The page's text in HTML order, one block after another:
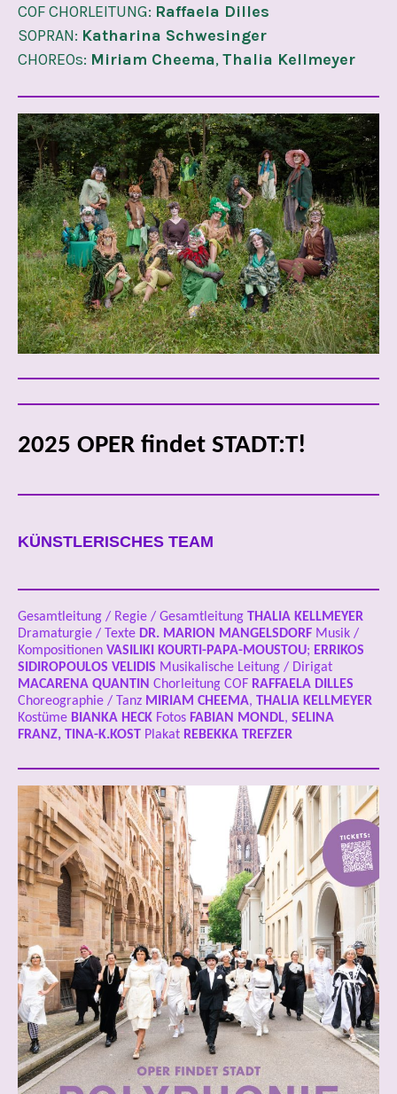
COF CHORLEITUNG: Raffaela Dilles
SOPRAN: Katharina Schwesinger
CHOREOs: Miriam Cheema,Thalia Kellmeyer
2025 OPER findet STADT:T!
KÜNSTLERISCHES TEAM
Gesamtleitung / Regie / Gesamtleitung THALIA KELLMEYER
Dramaturgie / Texte DR. MARION MANGELSDORF Musik /
Kompositionen VASILIKI KOURTI-PAPA-MOUSTOU; ERRIKOS
SIDIROPOULOS VELIDIS Musikalische Leitung / Dirigat
MACARENA QUANTIN Chorleitung COF RAFFAELA DILLES
Choreographie / Tanz MIRIAM CHEEMA, THALIA KELLMEYER
Kostüme BIANKA HECK Fotos FABIAN MONDL, SELINA
FRANZ, TINA-K.KOST Plakat REBEKKA TREFZER